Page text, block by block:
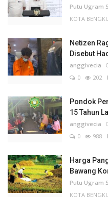
Putu Ugram
KOTA
Netizen
Disebut
anggivecia
0
202
Pondok
15 Tahun
anggivecia
0
988
Harga
Bawang
Putu Ugram
KOTA